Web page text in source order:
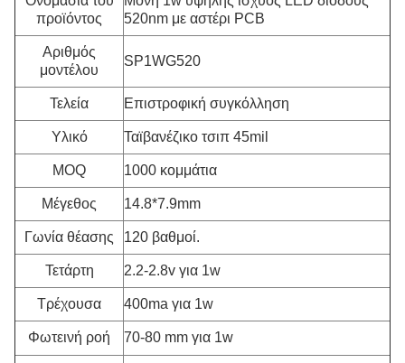
προϊόντος
520nm με αστέρι PCB
Αριθμός
μοντέλου
SP1WG520
Τελεία Επιστροφική συγκόλληση
Υλικό Ταϊβανέζικο τσιπ 45mil
MOQ 1000 κομμάτια
Μέγεθος 14.8*7.9mm
Γωνία θέασης 120 βαθμοί.
Τετάρτη 2.2-2.8v για 1w
Τρέχουσα 400ma για 1w
Φωτεινή ροή 70-80 mm για 1w